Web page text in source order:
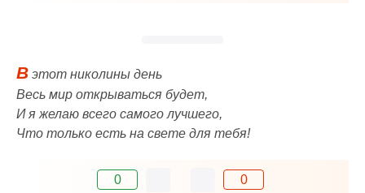
В этот николины день
Весь мир открываться будет,
И я желаю всего самого лучшего,
Что только есть на свете для тебя!
0 0